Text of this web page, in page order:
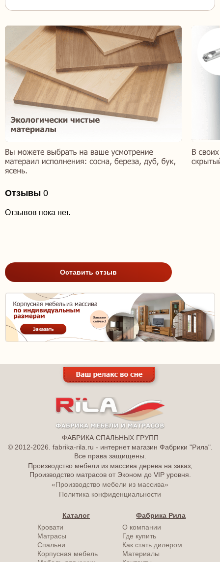
Отзывы 0
Отзывов пока нет.
Оставить отзыв
ФАБРИКА СПАЛЬНЫХ ГРУПП
© 2012-2026. fabrika-rila.ru - интернет магазин Фабрики "Рила".
Все права защищены.
Производство мебели из массива дерева на заказ;
Производство матрасов от Эконом до VIP уровня.
«Производство мебели из массива»
Политика конфиденциальности
Каталог
Кровати
Матрасы
Спальни
Корпусная мебель
Фабрика Рила
О компании
Где купить
Как стать дилером
Материалы